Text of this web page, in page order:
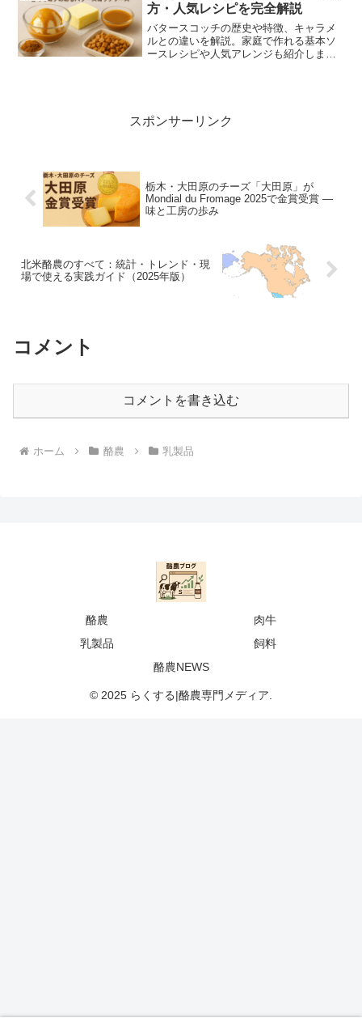
方・人気レシピを完全解説
バタースコッチの歴史や特徴、キャラメ
ルとの違いを解説。家庭で作れる基本ソ
ースレシピや人気アレンジも紹介しま
スポンサーリンク
栃木・大田原のチーズ「大田原」が
Mondial du Fromage 2025で金賞受賞 —
味と工房の歩み
北米酪農のすべて：統計・トレンド・現
場で使える実践ガイド（2025年版）
コメント
コメントを書き込む
ホーム 酪農 乳製品
酪農
肉牛
乳製品
飼料
酪農NEWS
© 2025 らくする|酪農専門メディア.